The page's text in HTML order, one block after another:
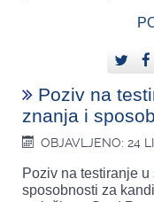
Poziv na
znanja i
OBJAVLJENO: 24
Poziv na testiranje
sposobnosti za